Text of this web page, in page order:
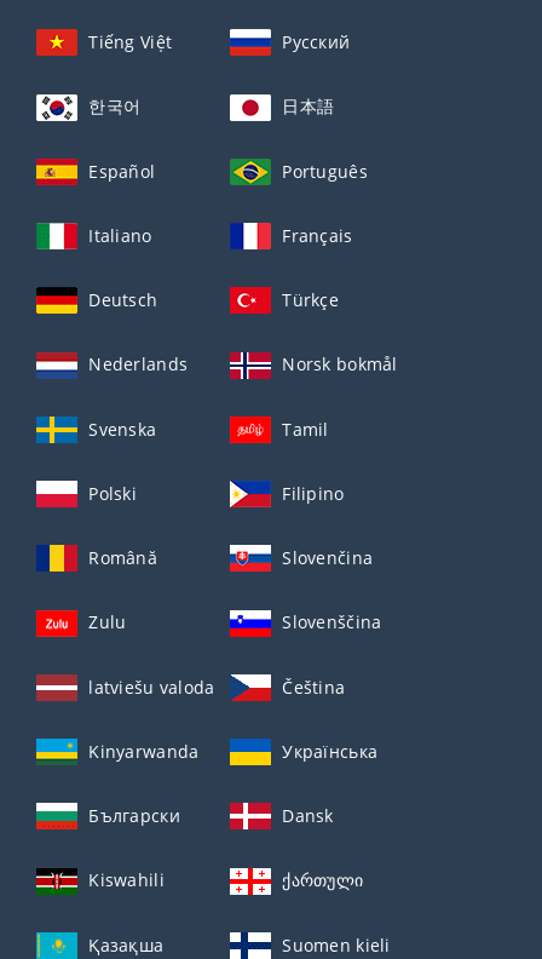
Tiếng Việt Русский
한국어 日本語
Español Português
Italiano Français
Deutsch Türkçe
Nederlands Norsk bokmål
Svenska Tamil
Polski Filipino
Română Slovenčina
Zulu Slovenščina
latviešu valoda Čeština
Kinyarwanda Українська
Български Dansk
Kiswahili ქართული
Қазақша Suomen kieli